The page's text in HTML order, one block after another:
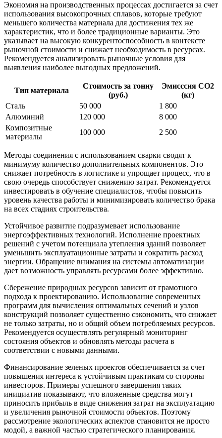
Экономия на производственных процессах достигается за счет
использования высокопрочных сплавов, которые требуют
меньшего количества материала для достижения тех же
характеристик, что и более традиционные варианты. Это
указывает на высокую конкурентоспособность в контексте
рыночной стоимости и снижает необходимость в ресурсах.
Рекомендуется анализировать рыночные условия для
выявления наиболее выгодных предложений.
Тип материала
Стоимость за тонну
(руб.)
Эмисссия CO2
(кг)
Сталь
50 000
1 800
Алюминий
120 000
8 000
Композитные
материалы
100 000 2 500
Методы соединения с использованием сварки сводят к
минимуму количество дополнительных компонентов. Это
снижает потребность в логистике и упрощает процесс, что в
свою очередь способствует снижению затрат. Рекомендуется
инвестировать в обучение специалистов, чтобы повысить
уровень качества работы и минимизировать количество брака
на всех стадиях строительства.
Устойчивое развитие подразумевает использование
энергоэффективных технологий. Исполнение проектных
решений с учетом потенциала утепления зданий позволяет
уменьшить эксплуатационные затраты и сократить расход
энергии. Обращение внимания на системы автоматизации
дает возможность управлять ресурсами более эффективно.
Сбережение природных ресурсов зависит от грамотного
подхода к проектированию. Использование современных
программ для вычисления оптимальных сечений и узлов
конструкций позволяет существенно сэкономить, что снижает
не только затраты, но и общий объем потребляемых ресурсов.
Рекомендуется осуществлять регулярный мониторинг
состояния объектов и обновлять методы расчета в
соответствии с новыми данными.
Финансирование зеленых проектов обеспечивается за счет
повышения интереса к устойчивым практикам со стороны
инвесторов. Примеры успешного завершения таких
инициатив показывают, что вложенные средства могут
приносить прибыль в виде снижения затрат на эксплуатацию
и увеличения рыночной стоимости объектов. Поэтому
рассмотрение экологических аспектов становится не просто
модой, а важной частью стратегического планирования.